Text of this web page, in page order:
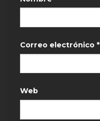
Correo electrónico *
Web